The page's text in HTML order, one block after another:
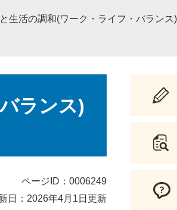
生活の調和(ワーク・ライフ・バランス
ランス)
ページID：0006249
日：2026年4月1日更新